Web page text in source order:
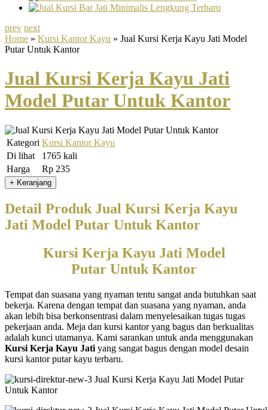
prev next
Home » Kursi Kantor Kayu » Jual Kursi Kerja Kayu Jati Model
Putar Untuk Kantor
Jual Kursi Kerja Kayu Jati
Model Putar Untuk Kantor
Kategori Kursi Kantor Kayu
Di lihat
1765 kali
Harga
Rp 235
Detail Produk Jual Kursi Kerja Kayu
Jati Model Putar Untuk Kantor
Kursi Kerja Kayu Jati Model
Putar Untuk Kantor
Tempat dan suasana yang nyaman tentu sangat anda butuhkan saat
bekerja. Karena dengan tempat dan suasana yang nyaman, anda
akan lebih bisa berkonsentrasi dalam menyelesaikan tugas tugas
pekerjaan anda. Meja dan kursi kantor yang bagus dan berkualitas
adalah kunci utamanya. Kami sarankan untuk anda menggunakan
Kursi Kerja Kayu Jati yang sangat bagus dengan model desain
kursi kantor putar kayu terbaru.